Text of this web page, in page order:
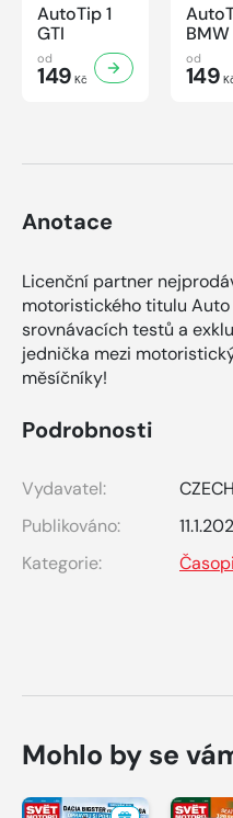
AutoTip 1
GTI
od
149 Kč
BMW
od
149
Anotace
Licenční partner
motoristického titulu
srovnávacích testů a
jednička mezi
měsíčníky!
Podrobnosti
Vydavatel:
Publikováno:
Kategorie:
Mohlo by se